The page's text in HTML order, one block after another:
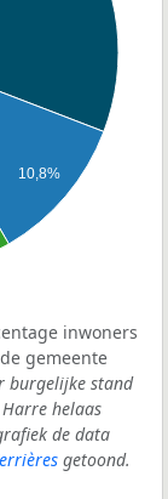
10,8%
inwoners
gemeente
burgelijke stand
helaas
de data
getoond.